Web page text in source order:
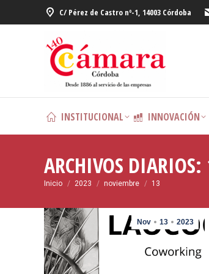
C/ Pérez de Castro nº-1, 14003 Córdoba
INSTITUCIONAL INNOVACIÓN
ARCHIVOS DIARIOS:
Estás aquí:
Inicio 2023 noviembre 13
Nov 13 2023